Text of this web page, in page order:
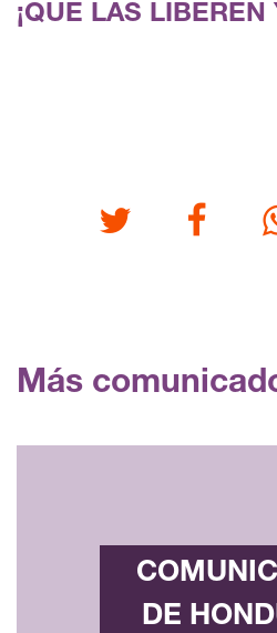
¡QUE LAS LIBEREN
Twitter Facebook
Más
DE